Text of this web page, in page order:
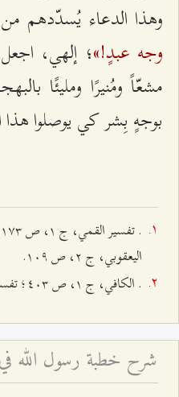
وهذا الدعاء يُسدّدهم
وجه عبدٍ!»؛ إلهي،
مشعّاً ومُنيرًا ومليئًا
بوجهٍ بِشر كي يوصلوا هذا
اليعقوبي، ج ٢، ص ۱۰٩.
. الكافي، ج ۱، ص ٤۰٣؛ تفسير القمي، ج ۱، ص ۱۷٣.